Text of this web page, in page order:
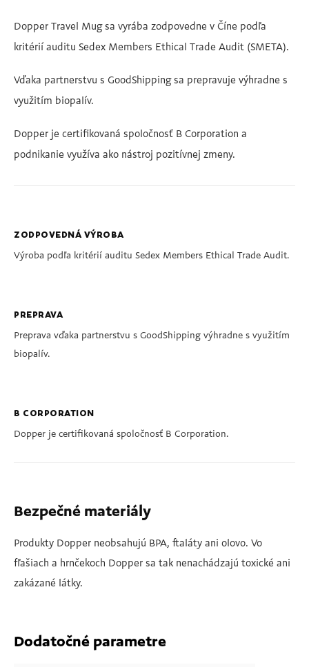
Dopper Travel Mug sa vyrába zodpovedne v Číne podľa
kritérií auditu Sedex Members Ethical Trade Audit (SMETA).
Vďaka partnerstvu s GoodShipping sa prepravuje výhradne s
využitím biopalív.
Dopper je certifikovaná spoločnosť B Corporation a
podnikanie využíva ako nástroj pozitívnej zmeny.
ZODPOVEDNÁ VÝROBA
Výroba podľa kritérií auditu Sedex Members Ethical Trade Audit.
PREPRAVA
Preprava vďaka partnerstvu s GoodShipping výhradne s využitím
biopalív.
B CORPORATION
Dopper je certifikovaná spoločnosť B Corporation.
Bezpečné materiály
Produkty Dopper neobsahujú BPA, ftaláty ani olovo. Vo
fľašiach a hrnčekoch Dopper sa tak nenachádzajú toxické ani
zakázané látky.
Dodatočné parametre